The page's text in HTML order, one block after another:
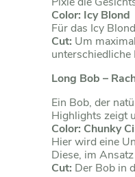
Color: Icy Blond
Für das Icy
Cut: Um
unterschiedliche
Long Bob –
Ein Bob, der
Highlights zeigt
Color: Chunky
Hier wird eine
Diese, im
Cut: Der Bob in